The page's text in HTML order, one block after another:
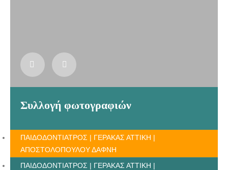
Συλλογή φωτογραφιών
ΠΑΙΔΟΔΟΝΤΙΑΤΡΟΣ | ΓΕΡΑΚΑΣ ΑΤΤΙΚΗ |
ΑΠΟΣΤΟΛΟΠΟΥΛΟΥ ΔΑΦΝΗ
ΠΑΙΔΟΔΟΝΤΙΑΤΡΟΣ | ΓΕΡΑΚΑΣ ΑΤΤΙΚΗ |